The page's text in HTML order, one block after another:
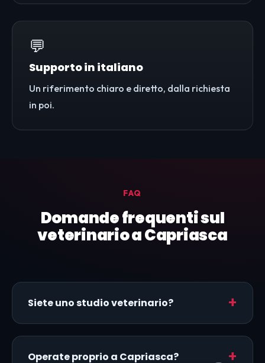
💬
Supporto in italiano
Un riferimento chiaro e diretto, dalla richiesta
in poi.
FAQ
Domande frequenti sul
veterinario a Capriasca
Siete uno studio veterinario?
Operate proprio a Capriasca?